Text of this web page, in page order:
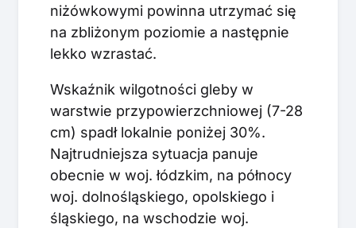
niżówkowymi powinna utrzymać się
na zbliżonym poziomie a następnie
lekko wzrastać.
Wskaźnik wilgotności gleby w
warstwie przypowierzchniowej (7-28
cm) spadł lokalnie poniżej 30%.
Najtrudniejsza sytuacja panuje
obecnie w woj. łódzkim, na północy
woj. dolnośląskiego, opolskiego i
śląskiego, na wschodzie woj.